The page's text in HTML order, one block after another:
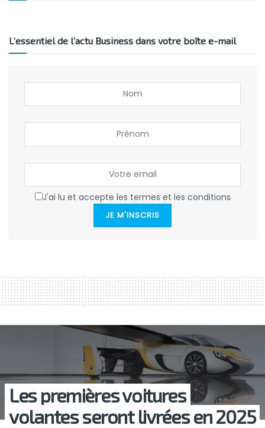
L’essentiel de l’actu Business dans votre boîte e-mail
J'ai lu et accepte les termes et les conditions
JE M'INSCRIS
Les premières voitures
volantes seront livrées en 2025